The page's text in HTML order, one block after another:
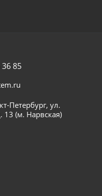
36 85
Петербург, ул.
13 (м. Нарвская)